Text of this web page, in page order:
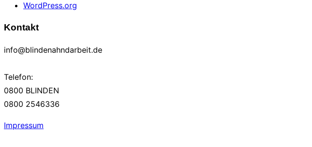
WordPress.org
Kontakt
info@blindenahndarbeit.de
Telefon:
0800 BLINDEN
0800 2546336
Impressum